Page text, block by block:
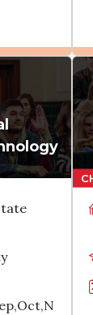
Interlink